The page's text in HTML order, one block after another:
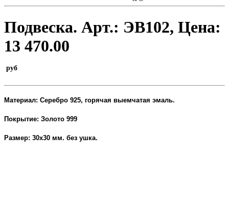
Подвеска. Арт.: ЭВ102, Цена:
13 470.00
руб
Материал: Серебро 925, горячая выемчатая эмаль.
Покрытие: Золото 999
Размер: 30х30 мм. без ушка.